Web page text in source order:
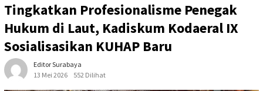
Tingkatkan Profesionalisme Penegak
Hukum di Laut, Kadiskum Kodaeral IX
Sosialisasikan KUHAP Baru
Editor Surabaya
13 Mei 2026
552 Dilihat